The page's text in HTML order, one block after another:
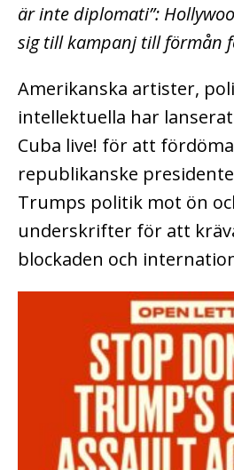
är inte diplomati”:
sig till kampanj till förmån
Amerikanska artister,
intellektuella har
Cuba live! för att
republikanske
Trumps politik mot ön
underskrifter för att
blockaden och